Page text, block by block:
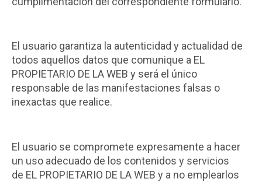
El usuario garantiza la autenticidad y actualidad de
todos aquellos datos que comunique a EL
PROPIETARIO DE LA WEB y será el único
responsable de las manifestaciones falsas o
inexactas que realice.
El usuario se compromete expresamente a hacer
un uso adecuado de los contenidos y servicios
de EL PROPIETARIO DE LA WEB y a no emplearlos